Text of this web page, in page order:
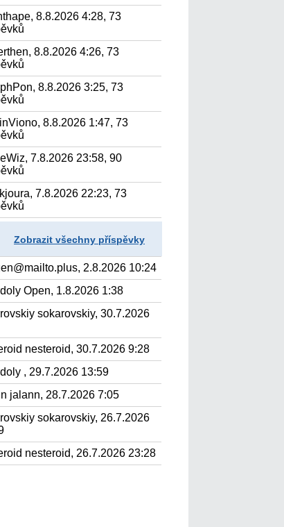
8.8.2026 4:28, 73
8.8.2026 4:26, 73
8.8.2026 3:25, 73
8.8.2026 1:47, 73
7.8.2026 23:58, 90
7.8.2026 22:23, 73
Zobrazit všechny příspěvky
2.8.2026 10:24
Open, 1.8.2026 1:38
sokarovskiy, 30.7.2026
nesteroid, 30.7.2026 9:28
, 29.7.2026 13:59
jalann, 28.7.2026 7:05
sokarovskiy, 26.7.2026
nesteroid, 26.7.2026 23:28